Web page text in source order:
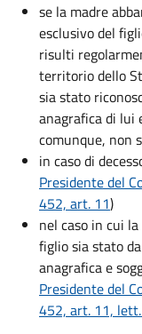
se la madre
esclusivo del
risulti
territorio dello
sia stato
anagrafica di lui
comunque, non
in caso di
Presidente del
452, art. 11)
nel caso in cui
figlio sia stato
anagrafica e
Presidente del
452, art. 11,